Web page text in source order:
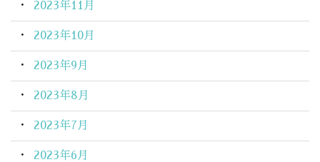
2023年11月
2023年10月
2023年9月
2023年8月
2023年7月
2023年6月